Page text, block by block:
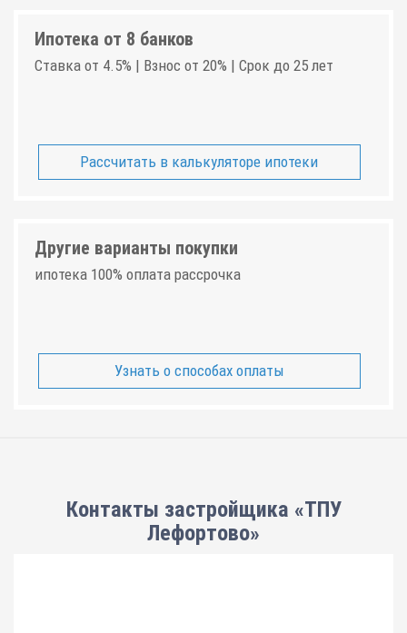
Ипотека от 8 банков
Ставка от 4.5% | Взнос от 20% | Срок до 25 лет
Рассчитать в калькуляторе ипотеки
Другие варианты покупки
ипотека 100% оплата рассрочка
Узнать о способах оплаты
Контакты застройщика «ТПУ
Лефортово»